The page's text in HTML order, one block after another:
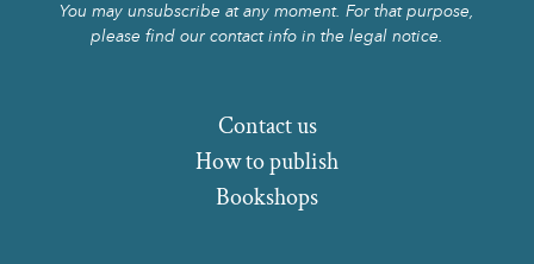
You may unsubscribe at any moment. For that purpose,
please find our contact info in the legal notice.
How to publish
Bookshops
Contact us